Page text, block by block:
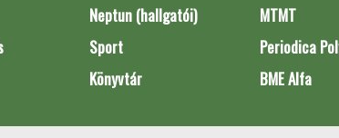
Neptun (hallgatói)
Sport
Könyvtár
MTMT
Periodica
BME Alfa